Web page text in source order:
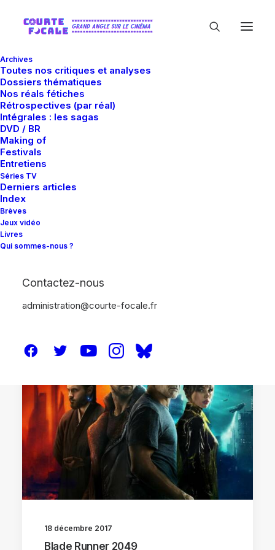
Archives
Toutes nos critiques et analyses
Dossiers thématiques
Nos réals fétiches
Rétrospectives (par réal)
Intégrales : les sagas
DVD / BR
Making of
Festivals
Entretiens
Séries TV
Derniers articles
Index
Brèves
Jeux vidéo
Livres
Qui sommes-nous ?
Contactez-nous
administration@courte-focale.fr
18 décembre 2017
Blade Runner 2049